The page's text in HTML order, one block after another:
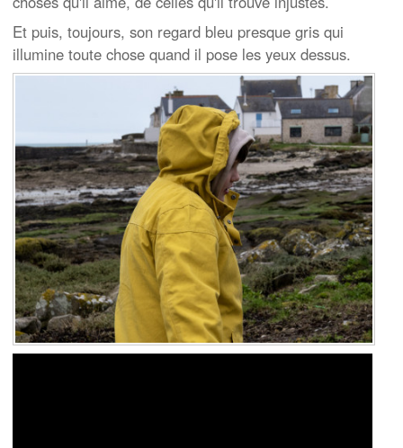
Et puis, toujours, son regard bleu presque gris qui
illumine toute chose quand il pose les yeux dessus.